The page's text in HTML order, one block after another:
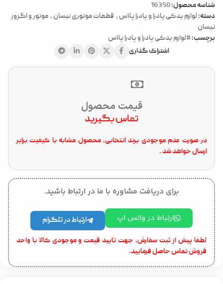
شناسه محصول:16350
دسته: لوازم یدکی پادرا و پادرا پلاس , قطعات موتوری نیسان , موتور و اگزوز
نیسان
برچسب:#لوازم یدکی پادرا و پادرا پلاس
اشتراک گذاری
قیمت محصول
تماس بگیرید
در صورت عدم موجودی برند انتخابی، محصول مشابه با کیفیت برابر
ارسال خواهد شد .
برای دریافت مشاوره با ما در ارتباط باشید.
ارتباط در واتس اپ ارتباط در تلگرام
لطفا پیش از ثبت سفارش، جهت تایید قیمت و موجودی کالا با واحد
فروش تماس حاصل فرمایید.